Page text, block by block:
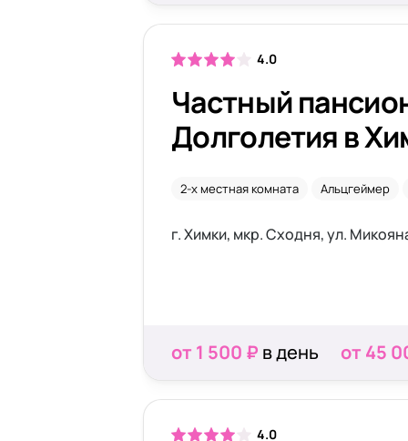
4.0
Частный
Долголетия в
2-х местная комната Альцгеймер
г. Химки, мкр. Сходня, ул.
от 1 500 ₽ в день от 45
4.0